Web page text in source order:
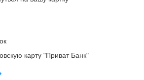
карту "Приват Банк"